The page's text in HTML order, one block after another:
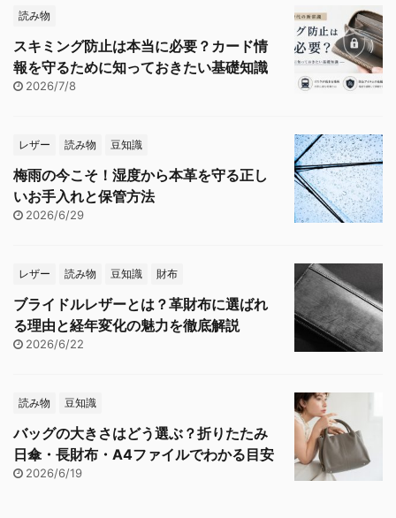
読み物
スキミング防止は本当に必要？カード情
報を守るために知っておきたい基礎知識
2026/7/8
レザー 読み物 豆知識
梅雨の今こそ！湿度から本革を守る正し
いお手入れと保管方法
2026/6/29
レザー 読み物 豆知識 財布
ブライドルレザーとは？革財布に選ばれ
る理由と経年変化の魅力を徹底解説
2026/6/22
読み物 豆知識
バッグの大きさはどう選ぶ？折りたたみ
日傘・長財布・A4ファイルでわかる目安
2026/6/19